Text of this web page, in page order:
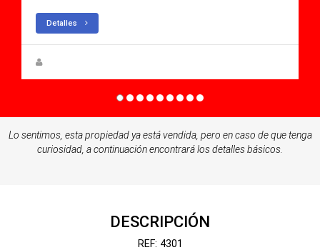
Detalles
Lo sentimos, esta propiedad ya está vendida, pero en caso de que tenga
curiosidad, a continuación encontrará los detalles básicos.
DESCRIPCIÓN
REF: 4301